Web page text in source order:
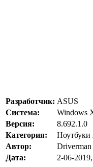
Разработчик: ASUS
Система:
Windows
Версия:
8.692.1.0
Категория:
Ноутбуки
Автор:
Driverman
Дата:
2-06-